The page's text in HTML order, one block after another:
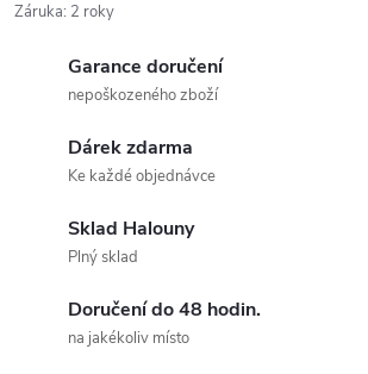
Záruka: 2 roky
Garance doručení
nepoškozeného zboží
Dárek zdarma
Ke každé objednávce
Sklad Halouny
Plný sklad
Doručení do 48 hodin.
na jakékoliv místo